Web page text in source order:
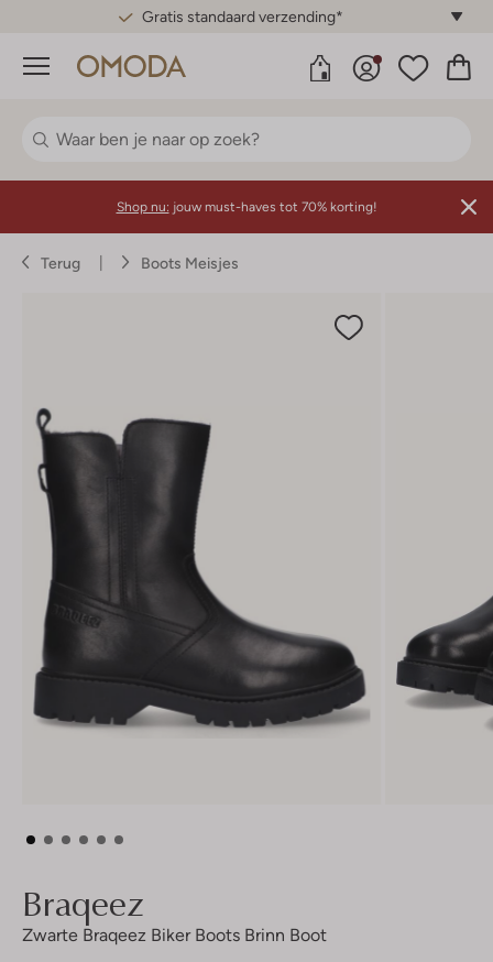
Gratis standaard verzending*
Menu
Shop nu: jouw must-haves tot 70% korting!
Terug Boots Meisjes
Braqeez
Zwarte Braqeez Biker Boots Brinn Boot